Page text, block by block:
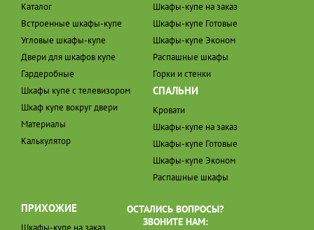
Каталог
Встроенные шкафы-купе
Угловые шкафы-купе
Двери для шкафов купе
Гардеробные
Шкафы купе с телевизором
Шкаф купе вокруг двери
Материалы
Калькулятор
Шкафы-купе на заказ
Шкафы-купе Готовые
Шкафы-купе Эконом
Распашные шкафы
Горки и стенки
СПАЛЬНИ
Кровати
Шкафы-купе на заказ
Шкафы-купе Готовые
Шкафы-купе Эконом
Распашные шкафы
ПРИХОЖИЕ
Шкафы-купе на заказ
ОСТАЛИСЬ ВОПРОСЫ?
ЗВОНИТЕ НАМ: